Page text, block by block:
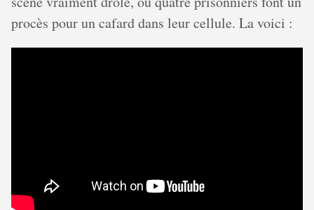
procès pour un cafard dans leur cellule. La voici :